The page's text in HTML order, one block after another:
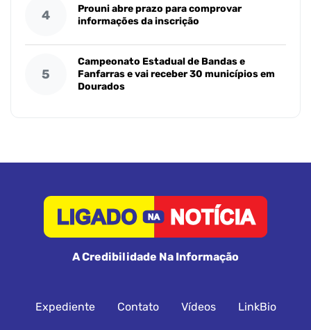
4
Prouni abre prazo para comprovar
informações da inscrição
5
Campeonato Estadual de Bandas e
Fanfarras e vai receber 30 municípios em
Dourados
A Credibilidade Na Informação
Expediente Contato Vídeos LinkBio